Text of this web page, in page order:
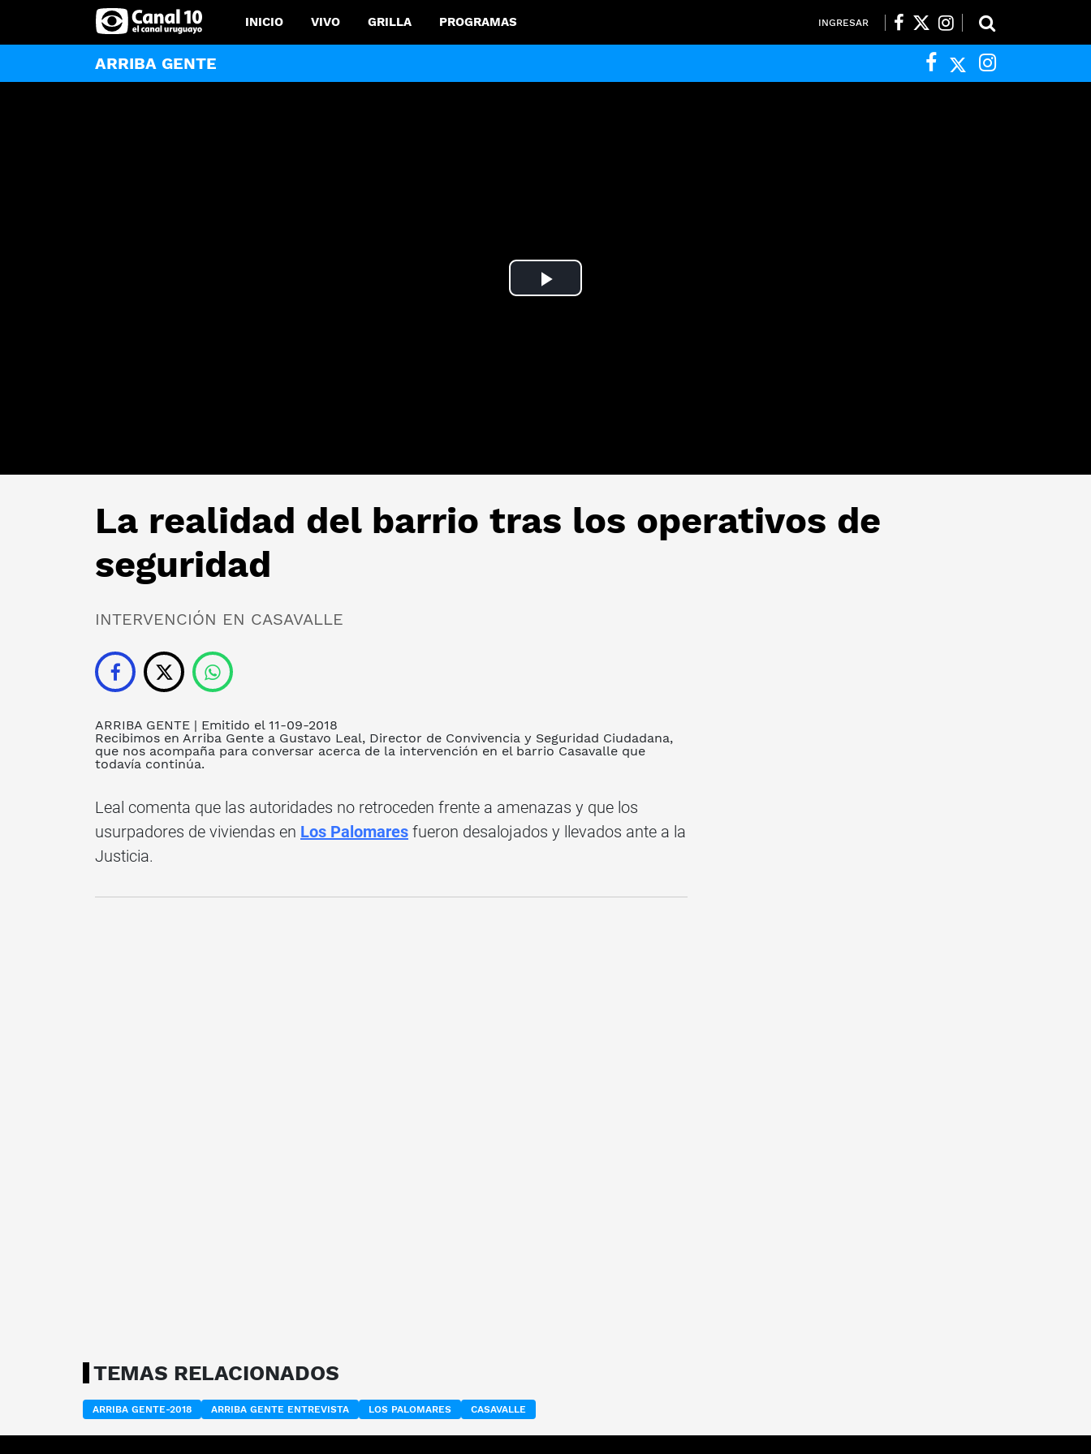
INICIO VIVO GRILLA PROGRAMAS INGRESAR
ARRIBA GENTE
Play
La realidad del barrio tras los operativos de
seguridad
INTERVENCIÓN EN CASAVALLE
ARRIBA GENTE | Emitido el 11-09-2018
Recibimos en Arriba Gente a Gustavo Leal, Director de Convivencia y Seguridad Ciudadana,
que nos acompaña para conversar acerca de la intervención en el barrio Casavalle que
todavía continúa.
Leal comenta que las autoridades no retroceden frente a amenazas y que los
usurpadores de viviendas en Los Palomares fueron desalojados y llevados ante a la
Justicia.
TEMAS RELACIONADOS
ARRIBA GENTE-2018 ARRIBA GENTE ENTREVISTA LOS PALOMARES CASAVALLE